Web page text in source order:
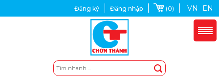
Đăng ký Đăng nhập (0) VN EN